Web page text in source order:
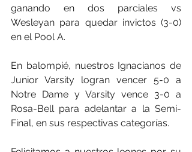
ganando en dos parciales vs
Wesleyan para quedar invictos (3-0)
en el Pool A.
En balompié, nuestros Ignacianos de
Junior Varsity logran vencer 5-0 a
Notre Dame y Varsity vence 3-0 a
Rosa-Bell para adelantar a la Semi-
Final, en sus respectivas categorías.